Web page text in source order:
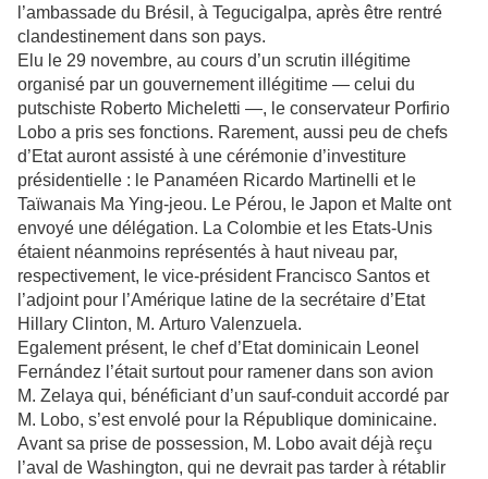
l’ambassade du Brésil, à Tegucigalpa, après être rentré
clandestinement dans son pays.
Elu le 29 novembre, au cours d’un scrutin illégitime
organisé par un gouvernement illégitime — celui du
putschiste Roberto Micheletti —, le conservateur Porfirio
Lobo a pris ses fonctions. Rarement, aussi peu de chefs
d’Etat auront assisté à une cérémonie d’investiture
présidentielle : le Panaméen Ricardo Martinelli et le
Taïwanais Ma Ying-jeou. Le Pérou, le Japon et Malte ont
envoyé une délégation. La Colombie et les Etats-Unis
étaient néanmoins représentés à haut niveau par,
respectivement, le vice-président Francisco Santos et
l’adjoint pour l’Amérique latine de la secrétaire d’Etat
Hillary Clinton, M. Arturo Valenzuela.
Egalement présent, le chef d’Etat dominicain Leonel
Fernández l’était surtout pour ramener dans son avion
M. Zelaya qui, bénéficiant d’un sauf-conduit accordé par
M. Lobo, s’est envolé pour la République dominicaine.
Avant sa prise de possession, M. Lobo avait déjà reçu
l’aval de Washington, qui ne devrait pas tarder à rétablir